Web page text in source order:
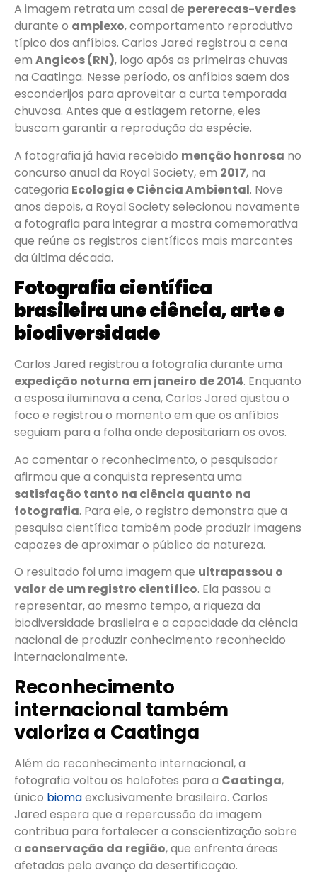
A imagem retrata um casal de pererecas-verdes
durante o amplexo, comportamento reprodutivo
típico dos anfíbios. Carlos Jared registrou a cena
em Angicos (RN), logo após as primeiras chuvas
na Caatinga. Nesse período, os anfíbios saem dos
esconderijos para aproveitar a curta temporada
chuvosa. Antes que a estiagem retorne, eles
buscam garantir a reprodução da espécie.
A fotografia já havia recebido menção honrosa no
concurso anual da Royal Society, em 2017, na
categoria Ecologia e Ciência Ambiental. Nove
anos depois, a Royal Society selecionou novamente
a fotografia para integrar a mostra comemorativa
que reúne os registros científicos mais marcantes
da última década.
Fotografia científica
brasileira une ciência, arte e
biodiversidade
Carlos Jared registrou a fotografia durante uma
expedição noturna em janeiro de 2014. Enquanto
a esposa iluminava a cena, Carlos Jared ajustou o
foco e registrou o momento em que os anfíbios
seguiam para a folha onde depositariam os ovos.
Ao comentar o reconhecimento, o pesquisador
afirmou que a conquista representa uma
satisfação tanto na ciência quanto na
fotografia. Para ele, o registro demonstra que a
pesquisa científica também pode produzir imagens
capazes de aproximar o público da natureza.
O resultado foi uma imagem que ultrapassou o
valor de um registro científico. Ela passou a
representar, ao mesmo tempo, a riqueza da
biodiversidade brasileira e a capacidade da ciência
nacional de produzir conhecimento reconhecido
internacionalmente.
Reconhecimento
internacional também
valoriza a Caatinga
Além do reconhecimento internacional, a
fotografia voltou os holofotes para a Caatinga,
único biomaexclusivamente brasileiro. Carlos
Jared espera que a repercussão da imagem
contribua para fortalecer a conscientização sobre
a conservação da região, que enfrenta áreas
afetadas pelo avanço da desertificação.